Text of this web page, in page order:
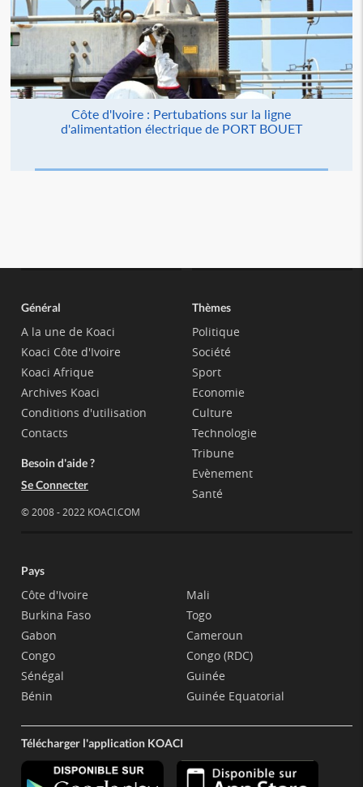
Côte d'Ivoire : Pertubations sur la ligne
d'alimentation électrique de PORT BOUET
Général
A la une de Koaci
Koaci Côte d'Ivoire
Koaci Afrique
Archives Koaci
Conditions d'utilisation
Contacts
Besoin d'aide ?
Se Connecter
© 2008 - 2022 KOACI.COM
Thèmes
Politique
Société
Sport
Economie
Culture
Technologie
Tribune
Evènement
Santé
Pays
Côte d'Ivoire
Burkina Faso
Gabon
Congo
Sénégal
Bénin
Mali
Togo
Cameroun
Congo (RDC)
Guinée
Guinée Equatorial
Télécharger l'application KOACI